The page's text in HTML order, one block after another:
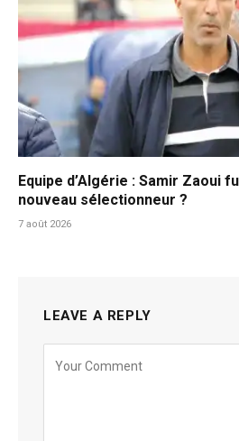
Equipe d’Algérie : Samir Zaoui
nouveau sélectionneur ?
7 août 2026
LEAVE A REPLY